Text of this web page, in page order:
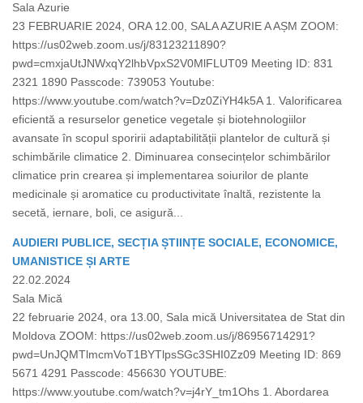
Sala Azurie
23 FEBRUARIE 2024, ORA 12.00, SALA AZURIE A AȘM ZOOM:
https://us02web.zoom.us/j/83123211890?
pwd=cmxjaUtJNWxqY2lhbVpxS2V0MlFLUT09 Meeting ID: 831
2321 1890 Passcode: 739053 Youtube:
https://www.youtube.com/watch?v=Dz0ZiYH4k5A 1. Valorificarea
eficientă a resurselor genetice vegetale și biotehnologiilor
avansate în scopul sporirii adaptabilității plantelor de cultură și
schimbările climatice 2. Diminuarea consecințelor schimbărilor
climatice prin crearea și implementarea soiurilor de plante
medicinale și aromatice cu productivitate înaltă, rezistente la
secetă, iernare, boli, ce asigură...
AUDIERI PUBLICE, SECȚIA ȘTIINȚE SOCIALE, ECONOMICE,
UMANISTICE ȘI ARTE
22.02.2024
Sala Mică
22 februarie 2024, ora 13.00, Sala mică Universitatea de Stat din
Moldova ZOOM: https://us02web.zoom.us/j/86956714291?
pwd=UnJQMTlmcmVoT1BYTlpsSGc3SHI0Zz09 Meeting ID: 869
5671 4291 Passcode: 456630 YOUTUBE:
https://www.youtube.com/watch?v=j4rY_tm1Ohs 1. Abordarea